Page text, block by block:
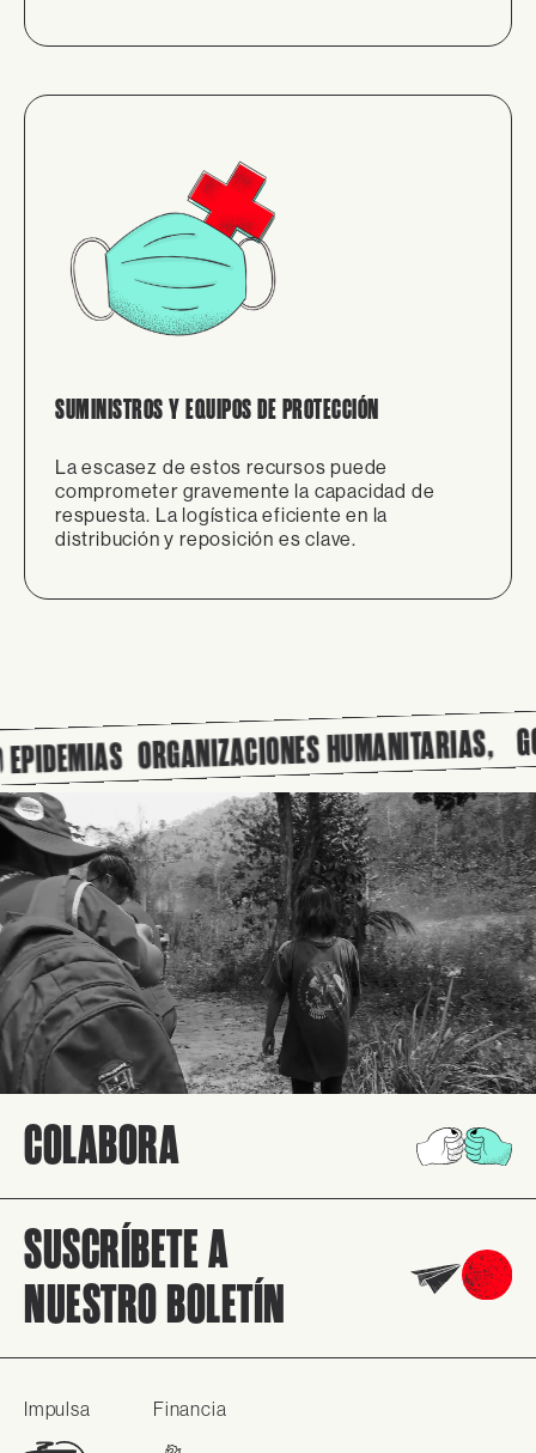
SUMINISTROS Y EQUIPOS DE PROTECCIÓN
La escasez de estos recursos puede
comprometer gravemente la capacidad de
respuesta. La logística eficiente en la
distribución y reposición es clave.
ORGANIZACIONES HUMANITARIAS,
COLABORA
SUSCRÍBETE A
NUESTRO BOLETÍN
Impulsa Financia